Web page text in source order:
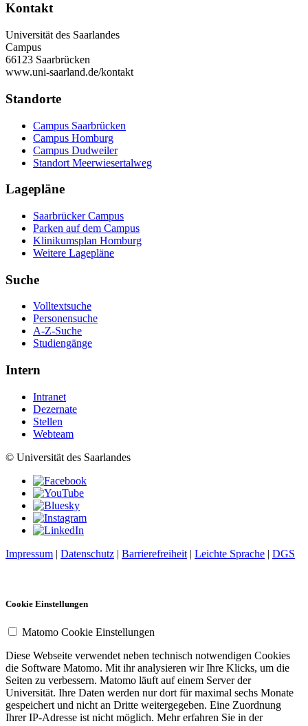
Kontakt
Universität des Saarlandes
Campus
66123 Saarbrücken
www.uni-saarland.de/kontakt
Standorte
Campus Saarbrücken
Campus Homburg
Campus Dudweiler
Standort Meerwiesertalweg
Lagepläne
Saarbrücker Campus
Parken auf dem Campus
Klinikumsplan Homburg
Weitere Lagepläne
Suche
Volltextsuche
Personensuche
A-Z-Suche
Studiengänge
Intern
Intranet
Dezernate
Stellen
Webteam
© Universität des Saarlandes
Impressum | Datenschutz | Barrierefreiheit | Leichte Sprache | DGS
Cookie Einstellungen
Matomo Cookie Einstellungen
Diese Webseite verwendet neben technisch notwendigen Cookies
die Software Matomo. Mit ihr analysieren wir Ihre Klicks, um die
Seiten zu verbessern. Matomo läuft auf einem Server der
Universität. Ihre Daten werden nur dort für maximal sechs Monate
gespeichert und nicht an Dritte weitergegeben. Eine Zuordnung
Ihrer IP-Adresse ist nicht möglich. Mehr erfahren Sie in der